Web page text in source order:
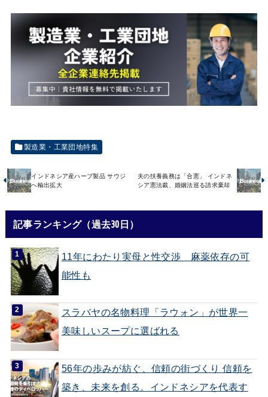
製造業・工業団地特集
インドネシア産ハーブ製品 サウジ
へ輸出拡大
夫の扶養義務は「合憲」 インドネ
シア憲法裁、婚姻法巡る請求棄却
記事ランキング（過去30日）
11年にわたり実母と性交渉 麻薬依存の可
能性も
スラバヤの名物料理「ラウォン」が世界一
美味しいスープに選ばれる
56年の歩みが紡ぐ、信頼の街づくり 信頼を
築き、未来を創る。インドネシアを代表す